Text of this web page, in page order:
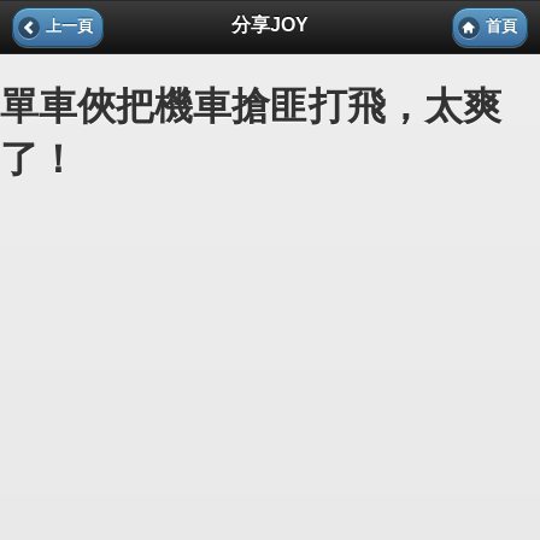
上一頁 分享JOY 首頁
單車俠把機車搶匪打飛，太爽
了！